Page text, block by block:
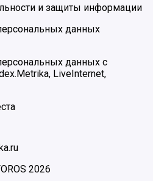
и защиты информации
данных
данных с
LiveInternet,
2026